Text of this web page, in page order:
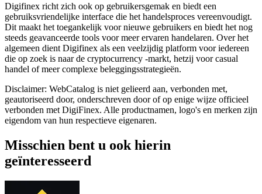
Digifinex richt zich ook op gebruikersgemak en biedt een
gebruiksvriendelijke interface die het handelsproces vereenvoudigt.
Dit maakt het toegankelijk voor nieuwe gebruikers en biedt het nog
steeds geavanceerde tools voor meer ervaren handelaren. Over het
algemeen dient Digifinex als een veelzijdig platform voor iedereen
die op zoek is naar de cryptocurrency -markt, hetzij voor casual
handel of meer complexe beleggingsstrategieën.
Disclaimer: WebCatalog is niet gelieerd aan, verbonden met,
geautoriseerd door, onderschreven door of op enige wijze officieel
verbonden met DigiFinex. Alle productnamen, logo's en merken zijn
eigendom van hun respectieve eigenaren.
Misschien bent u ook hierin
geïnteresseerd